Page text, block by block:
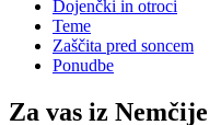
Dojenčki in otroci
Teme
Zaščita pred soncem
Ponudbe
Za vas iz Nemčije